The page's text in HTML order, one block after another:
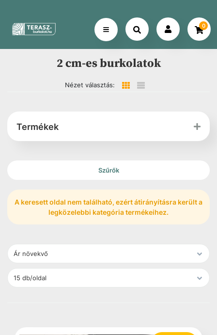
0
2 cm-es burkolatok
Nézet választás:
Termékek
Szűrők
A keresett oldal nem található, ezért átirányításra került a
legközelebbi kategória termékeihez.